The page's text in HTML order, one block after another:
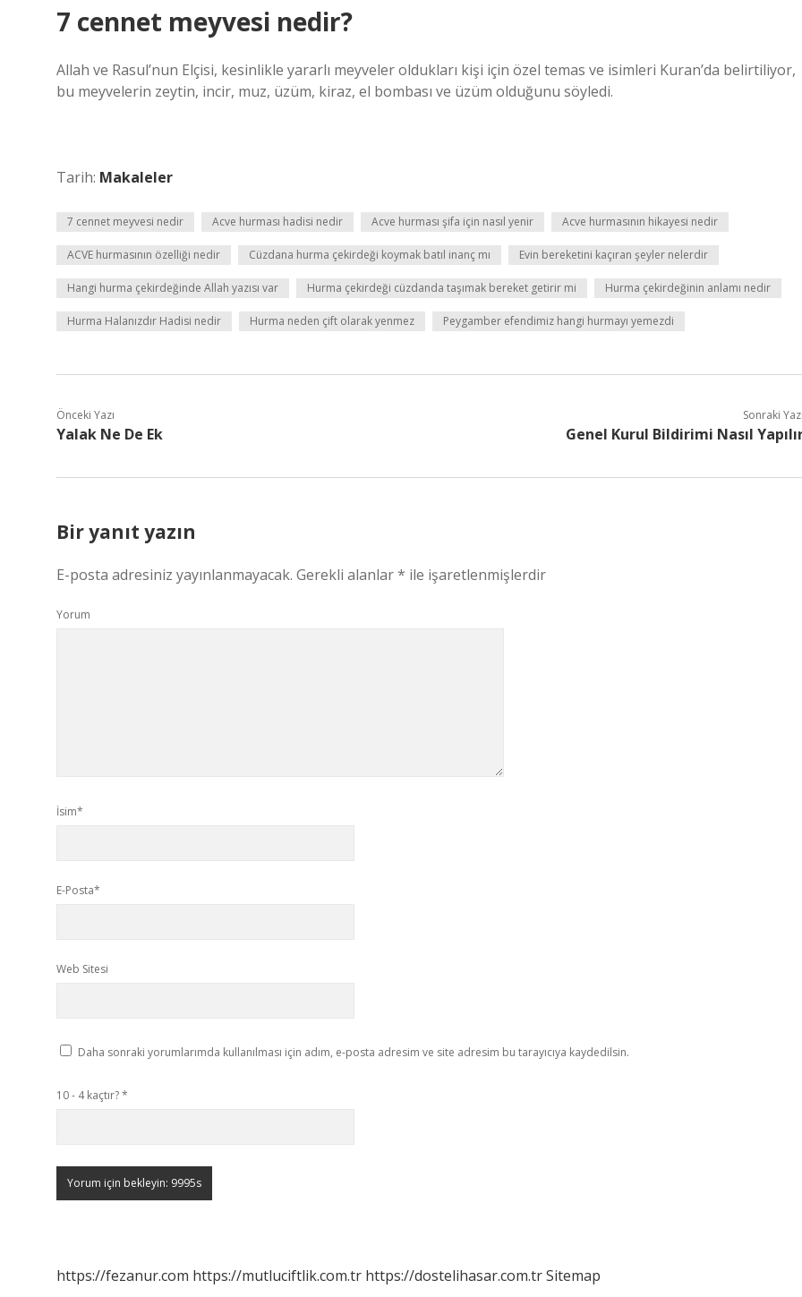
7 cennet meyvesi nedir?
Allah ve Rasul’nun Elçisi, kesinlikle yararlı meyveler oldukları kişi için özel temas ve isimleri Kuran’da belirtiliyor,
bu meyvelerin zeytin, incir, muz, üzüm, kiraz, el bombası ve üzüm olduğunu söyledi.
Tarih: Makaleler
7 cennet meyvesi nedir Acve hurması hadisi nedir Acve hurması şifa için nasıl yenir Acve hurmasının hikayesi nedir
ACVE hurmasının özelliği nedir Cüzdana hurma çekirdeği koymak batıl inanç mı Evin bereketini kaçıran şeyler nelerdir
Hangi hurma çekirdeğinde Allah yazısı var Hurma çekirdeği cüzdanda taşımak bereket getirir mi Hurma çekirdeğinin anlamı nedir
Hurma Halanızdır Hadisi nedir Hurma neden çift olarak yenmez Peygamber efendimiz hangi hurmayı yemezdi
Önceki Yazı
Yalak Ne De Ek
Sonraki
Genel Kurul Bildirimi Nasıl
Bir yanıt yazın
E-posta adresiniz yayınlanmayacak. Gerekli alanlar* ile işaretlenmişlerdir
Yorum
İsim*
E-Posta*
Web Sitesi
Daha sonraki yorumlarımda kullanılması için adım, e-posta adresim ve site adresim bu tarayıcıya kaydedilsin.
10 - 4 kaçtır?*
https://fezanur.com https://mutluciftlik.com.tr https://dostelihasar.com.trSitemap